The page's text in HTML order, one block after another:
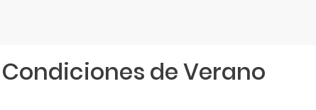
Condiciones de Verano